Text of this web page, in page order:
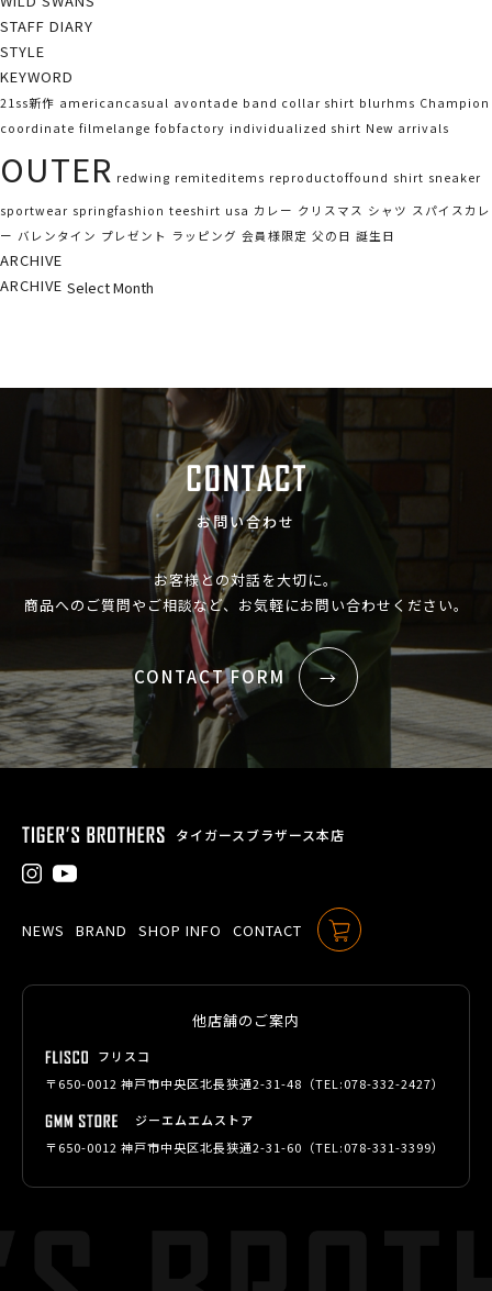
STAFF DIARY
STYLE
KEYWORD
21ss新作 americancasual avontade band collar shirt blurhms Champion
coordinate filmelange fobfactory individualized shirt New arrivals
OUTER redwing remiteditems reproductoffound shirt sneaker
sportwear springfashion teeshirt usa カレー クリスマス シャツ スパイスカレ
ー バレンタイン プレゼント ラッピング 会員様限定 父の日 誕生日
ARCHIVE
ARCHIVE
お問い合わせ
お客様との対話を大切に。
商品へのご質問やご相談など、お気軽にお問い合わせください。
CONTACT FORM
タイガースブラザース本店
NEWS BRAND SHOP INFO CONTACT ONLINE SHOP
他店舗のご案内
フリスコ
〒650-0012 神戸市中央区北長狭通2-31-48（TEL:078-332-2427）
ジーエムエムストア
〒650-0012 神戸市中央区北長狭通2-31-60（TEL:078-331-3399）